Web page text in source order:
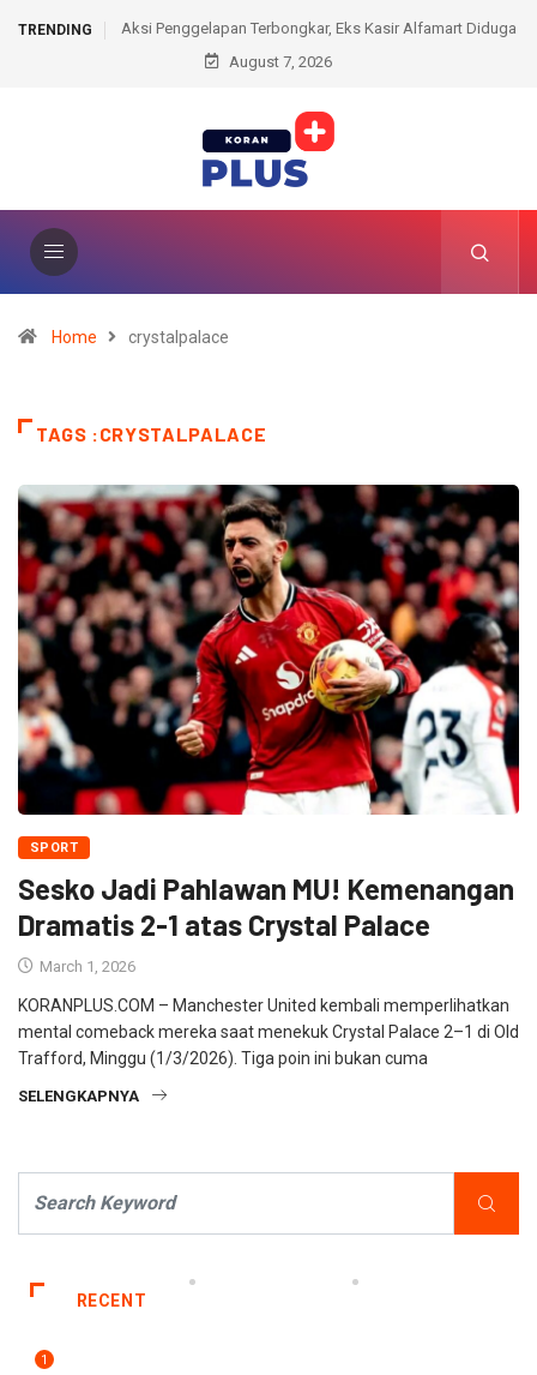
TRENDINGEks Kasir Alfamart Diduga
Piala Presiden Usai, Persib Alihkan
August 7, 2026
Home crystalpalace
TAGS :CRYSTALPALACE
SPORT
Sesko Jadi Pahlawan MU! Kemenangan
Dramatis 2-1 atas Crystal Palace
March 1, 2026
KORANPLUS.COM – Manchester United kembali memperlihatkan
mental comeback mereka saat menekuk Crystal Palace 2–1 di Old
Trafford, Minggu (1/3/2026). Tiga poin ini bukan cuma
SELENGKAPNYA
RECENT
1